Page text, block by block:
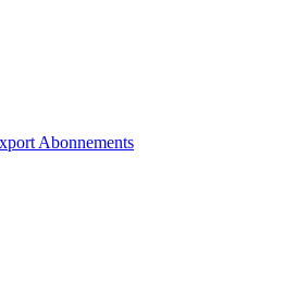
Abonnements